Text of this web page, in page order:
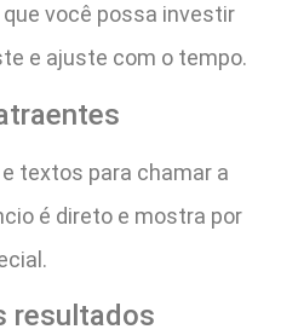
você possa investir
e ajuste com o tempo.
textos para chamar a
é direto e mostra por
resultados